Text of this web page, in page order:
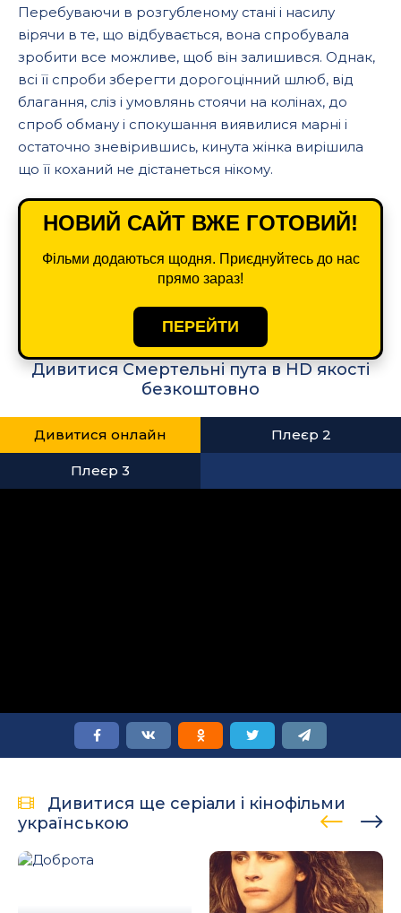
Перебуваючи в розгубленому стані і насилу
вірячи в те, що відбувається, вона спробувала
зробити все можливе, щоб він залишився. Однак,
всі її спроби зберегти дорогоцінний шлюб, від
благання, сліз і умовлянь стоячи на колінах, до
спроб обману і спокушання виявилися марні і
остаточно зневірившись, кинута жінка вирішила
що її коханий не дістанеться нікому.
НОВИЙ САЙТ ВЖЕ ГОТОВИЙ!
Фільми додаються щодня. Приєднуйтесь до нас
прямо зараз!
ПЕРЕЙТИ
Дивитися Смертельні пута в HD якості
безкоштовно
Дивитися онлайн Плеєр 2
Плеєр 3
Дивитися ще серіали і кінофільми
українською